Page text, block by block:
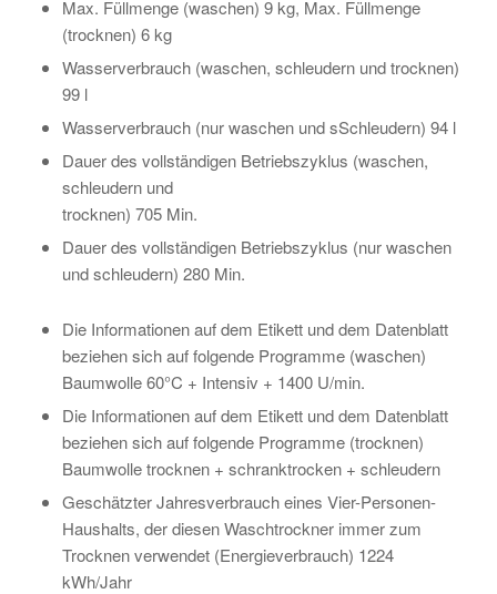
Max. Füllmenge (waschen) 9 kg, Max. Füllmenge
(trocknen) 6 kg
Wasserverbrauch (waschen, schleudern und trocknen)
99 l
Wasserverbrauch (nur waschen und sSchleudern) 94 l
Dauer des vollständigen Betriebszyklus (waschen,
schleudern und
trocknen) 705 Min.
Dauer des vollständigen Betriebszyklus (nur waschen
und schleudern) 280 Min.
Die Informationen auf dem Etikett und dem Datenblatt
beziehen sich auf folgende Programme (waschen)
Baumwolle 60°C + Intensiv + 1400 U/min.
Die Informationen auf dem Etikett und dem Datenblatt
beziehen sich auf folgende Programme (trocknen)
Baumwolle trocknen + schranktrocken + schleudern
Geschätzter Jahresverbrauch eines Vier-Personen-
Haushalts, der diesen Waschtrockner immer zum
Trocknen verwendet (Energieverbrauch) 1224
kWh/Jahr